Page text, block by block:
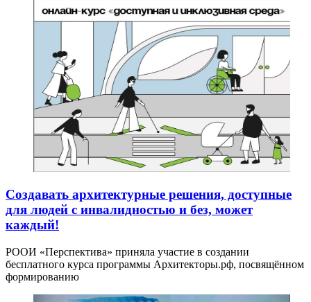
Создавать архитектурные решения, доступные
для людей с инвалидностью и без, может
каждый!
РООИ «Перспектива» приняла участие в создании
бесплатного курса программы Архитекторы.рф, посвящённом
формированию